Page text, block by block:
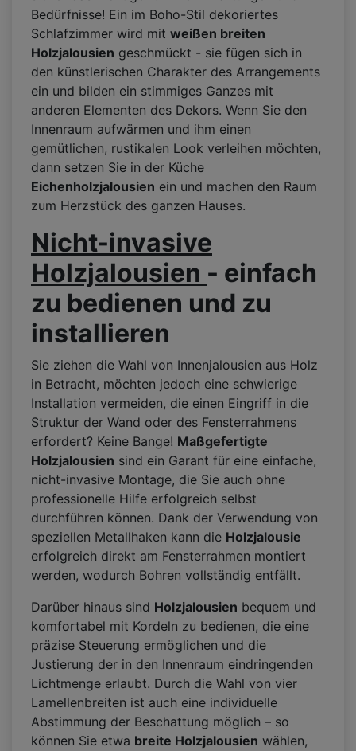
Bedürfnisse! Ein im Boho-Stil dekoriertes
Schlafzimmer wird mit weißen breiten
Holzjalousien geschmückt - sie fügen sich in
den künstlerischen Charakter des Arrangements
ein und bilden ein stimmiges Ganzes mit
anderen Elementen des Dekors. Wenn Sie den
Innenraum aufwärmen und ihm einen
gemütlichen, rustikalen Look verleihen möchten,
dann setzen Sie in der Küche
Eichenholzjalousien ein und machen den Raum
zum Herzstück des ganzen Hauses.
Nicht-invasive
Holzjalousien - einfach
zu bedienen und zu
installieren
Sie ziehen die Wahl von Innenjalousien aus Holz
in Betracht, möchten jedoch eine schwierige
Installation vermeiden, die einen Eingriff in die
Struktur der Wand oder des Fensterrahmens
erfordert? Keine Bange! Maßgefertigte
Holzjalousien sind ein Garant für eine einfache,
nicht-invasive Montage, die Sie auch ohne
professionelle Hilfe erfolgreich selbst
durchführen können. Dank der Verwendung von
speziellen Metallhaken kann die Holzjalousie
erfolgreich direkt am Fensterrahmen montiert
werden, wodurch Bohren vollständig entfällt.
Darüber hinaus sind Holzjalousien bequem und
komfortabel mit Kordeln zu bedienen, die eine
präzise Steuerung ermöglichen und die
Justierung der in den Innenraum eindringenden
Lichtmenge erlaubt. Durch die Wahl von vier
Lamellenbreiten ist auch eine individuelle
Abstimmung der Beschattung möglich – so
können Sie etwa breite Holzjalousien wählen,